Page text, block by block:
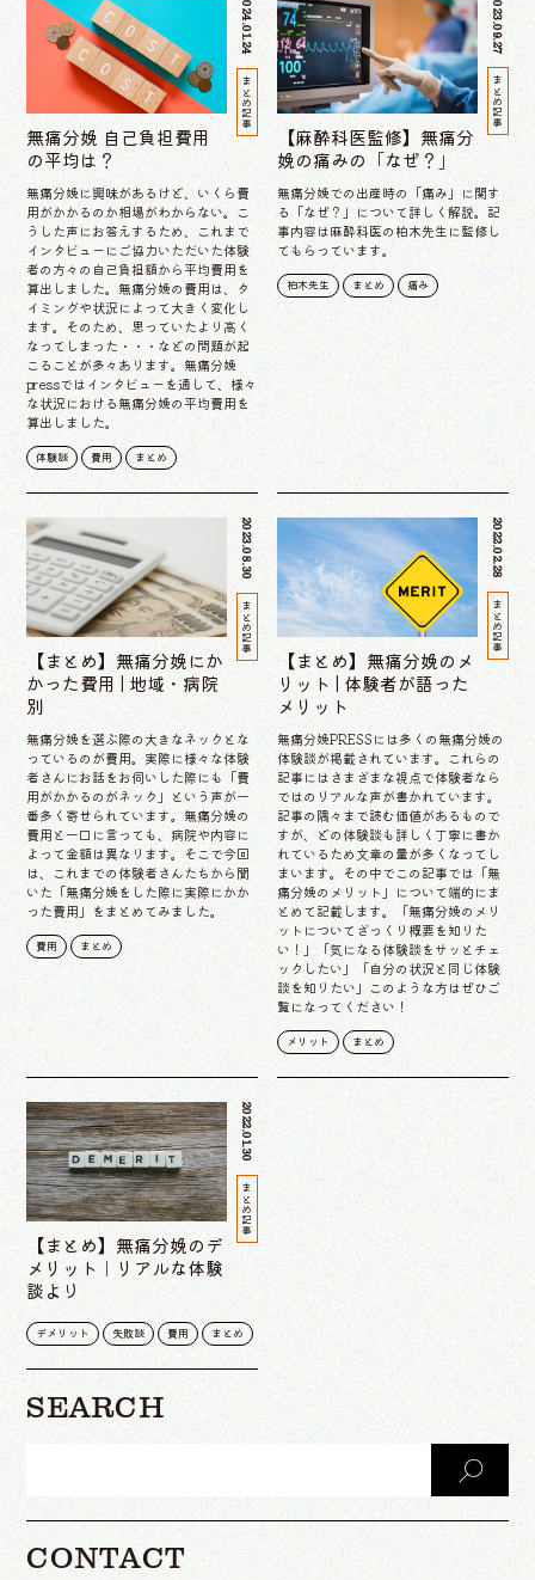
2024.01.24
まとめ記事
無痛分娩 自己負担費用
の平均は？
無痛分娩に興味があるけど、いくら費
用がかかるのか相場がわからない。こ
うした声にお答えするため、これまで
インタビューにご協力いただいた体験
者の方々の自己負担額から平均費用を
算出しました。無痛分娩の費用は、タ
イミングや状況によって大きく変化し
ます。そのため、思っていたより高く
なってしまった・・・などの問題が起
こることが多々あります。無痛分娩
pressではインタビューを通して、様々
な状況における無痛分娩の平均費用を
算出しました。
体験談 費用 まとめ
2023.09.27
まとめ記事
【麻酔科医監修】無痛分
娩の痛みの「なぜ？」
無痛分娩での出産時の「痛み」に関す
る「なぜ？」について詳しく解説。記
事内容は麻酔科医の柏木先生に監修し
てもらっています。
柏木先生 まとめ 痛み
2023.08.30
まとめ記事
【まとめ】無痛分娩にか
かった費用 | 地域・病院
別
無痛分娩を選ぶ際の大きなネックとな
っているのが費用。実際に様々な体験
者さんにお話をお伺いした際にも「費
用がかかるのがネック」という声が一
番多く寄せられています。無痛分娩の
費用と一口に言っても、病院や内容に
よって金額は異なります。そこで今回
は、これまでの体験者さんたちから聞
いた「無痛分娩をした際に実際にかか
った費用」をまとめてみました。
費用 まとめ
2022.02.28
まとめ記事
【まとめ】無痛分娩のメ
リット | 体験者が語った
メリット
無痛分娩PRESSには多くの無痛分娩の
体験談が掲載されています。これらの
記事にはさまざまな視点で体験者なら
ではのリアルな声が書かれています。
記事の隅々まで読む価値があるもので
すが、どの体験談も詳しく丁寧に書か
れているため文章の量が多くなってし
まいます。その中でこの記事では「無
痛分娩のメリット」について端的にま
とめて記載します。「無痛分娩のメリ
ットについてざっくり概要を知りた
い！」「気になる体験談をサッとチェ
ックしたい」「自分の状況と同じ体験
談を知りたい」このような方はぜひご
覧になってください！
メリット まとめ
2022.01.30
まとめ記事
【まとめ】無痛分娩のデ
メリット｜リアルな体験
談より
デメリット 失敗談 費用 まとめ
SEARCH
CONTACT